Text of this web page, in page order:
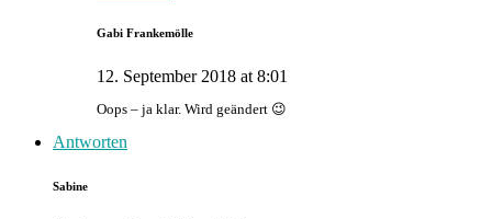
Gabi Frankemölle
12. September 2018 at 8:01
Oops – ja klar. Wird geändert 😉
Antworten
Sabine